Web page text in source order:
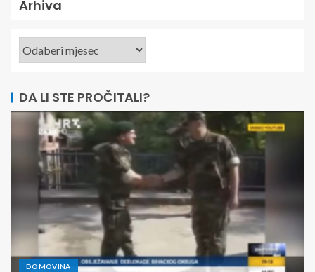
Arhiva
DA LI STE PROČITALI?
DOMOVINA